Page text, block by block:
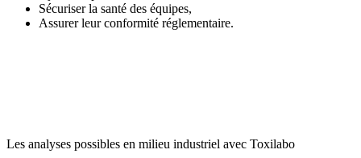
Sécuriser la santé des équipes,
Assurer leur conformité réglementaire.
Les analyses possibles en milieu industriel avec Toxilabo